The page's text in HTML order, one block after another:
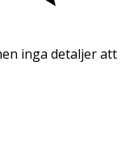
inga detaljer att